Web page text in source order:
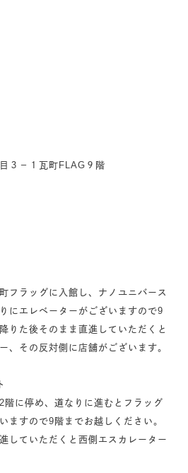
３－１瓦町FLAG９階
フラッグに入館し、ナノユニバース
にエレベーターがございますので9
りた後そのまま直進していただくと
、その反対側に店舗がございます。
階に停め、道なりに進むとフラッグ
ますので9階までお越しください。
していただくと西側エスカレーター